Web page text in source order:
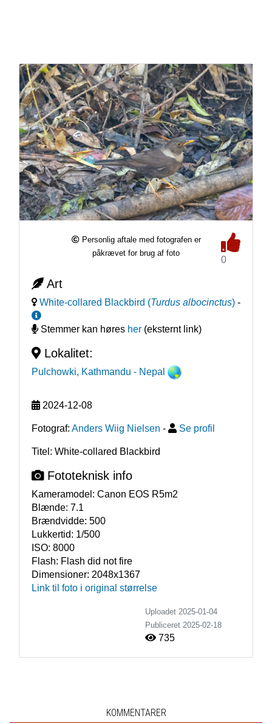
Personlig aftale med fotografen er
påkrævet for brug af foto
0
Art
White-collared Blackbird (Turdus albocinctus) -
Stemmer kan høres her(eksternt link)
Lokalitet:
Pulchowki, Kathmandu - Nepal
2024-12-08
Fotograf: Anders Wiig Nielsen - Se profil
Titel: White-collared Blackbird
Fototeknisk info
Kameramodel: Canon EOS R5m2
Blænde: 7.1
Brændvidde: 500
Lukkertid: 1/500
ISO: 8000
Flash: Flash did not fire
Dimensioner: 2048x1367
Link til foto i original størrelse
Uploadet 2025-01-04
Publiceret 2025-02-18
735
KOMMENTARER